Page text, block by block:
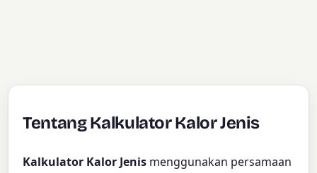
Tentang Kalkulator Kalor Jenis
Kalkulator Kalor Jenis menggunakan persamaan